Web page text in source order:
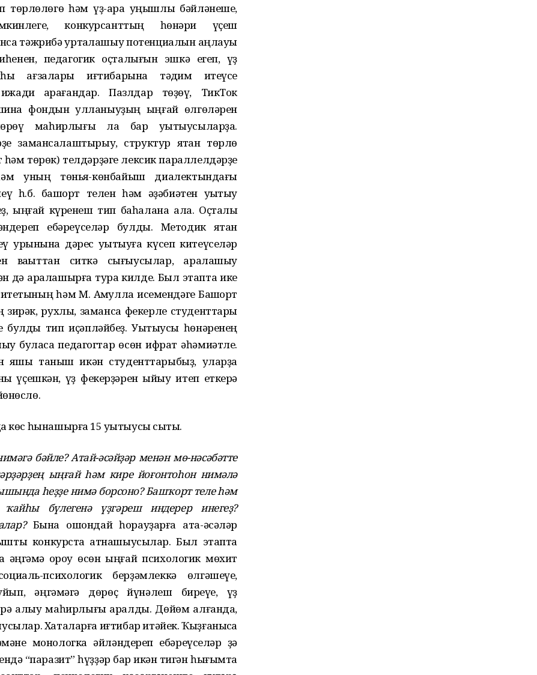
һәм үҙ-ара уңышлы бәйләнеше,
конкурсанттың һөнәри үҫеш
тәжрибә уртаҡлашыу потенциалын аңлауы
педагогик оҫталығын эшкә егеп, үҙ
ағзалары иғтибарына тәҡдим итеүсе
ҡарағандар. Пазлдар төҙөү, ТикТок
фондын ҡулланыуҙың ыңғай өлгөләрен
маһирлығы ла бар уҡытыусыларҙа.
замансалаштырыу, структур яҡтан төрлө
һәм төрөк) телдәрҙәге лексик параллелдәрҙе
уның төньяҡ-көнбайыш диалектындағы
һ.б. башҡорт телен һәм әҙәбиәтен уҡытыу
ыңғай күренеш тип баһалана ала. Оҫталыҡ
ебәреүселәр булды. Методик яҡтан
дәрес уҡытыуға күсеп китеүселәр
ваҡыттан ситкә сығыусылар, аралашыу
дә аралашырға тура килде. Был этапта ике
һәм М. Аҡмулла исемендәге Башҡорт
зирәк, рухлы, заманса фекерле студенттары
булды тип иҫәпләйбеҙ. Уҡытыусы һөнәренең
буласаҡ педагогтар өсөн ифрат әһәмиәтле.
яҡшы таныш икән студенттарыбыҙ, уларҙа
үҫешкән, үҙ фекерҙәрен ҡыйыу итеп еткерә
көс һынашырға 15 уҡытыусы сыҡты.
бәйле? Атай-әсәйҙәр менән мө-нәсәбәтте
ыңғай һәм кире йоғонтоһон нимәлә
һеҙҙе нимә борсоно? Башҡорт теле һәм
ҡайһы бүлегенә үҙгәреш индерер инегеҙ?
Бына ошондай һорауҙарға ата-әсәләр
конкурста ҡатнашыусылар. Был этапта
әңгәмә ҡороу өсөн ыңғай психологик мөхит
психологик берҙәмлеккә өлгәшеүе,
әңгәмәгә дөрөҫ йүнәлеш биреүе, үҙ
алыу маһирлығы ҡаралды. Дөйөм алғанда,
Хаталарға иғтибар итәйек. Ҡыҙғанысҡа
монологка әйләндереп ебәреүселәр ҙә
“паразит” һүҙҙәр бар икән тигән һығымта